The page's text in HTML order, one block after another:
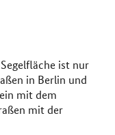
ist nur
in Berlin und
mit dem
mit der